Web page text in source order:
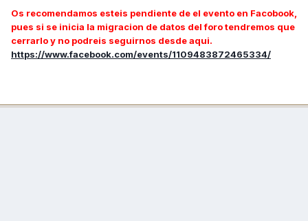
Os recomendamos esteis pendiente de el evento en Facobook,
pues si se inicia la migracion de datos del foro tendremos que
cerrarlo y no podreis seguirnos desde aqui.
https://www.facebook.com/events/1109483872465334/